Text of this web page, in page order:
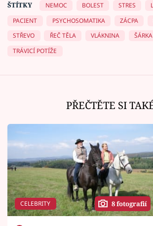
ŠTÍTKY
NEMOC BOLEST STRES
PACIENT
PSYCHOSOMATIKA ZÁCPA
STŘEVO
ŘEČ TĚLA VLÁKNINA
TRÁVICÍ POTÍŽE
PŘEČTĚTE SI
CELEBRITY 8 fotografií